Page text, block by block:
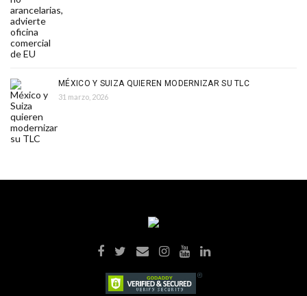
MÉXICO Y SUIZA QUIEREN MODERNIZAR SU TLC
31 marzo, 2026